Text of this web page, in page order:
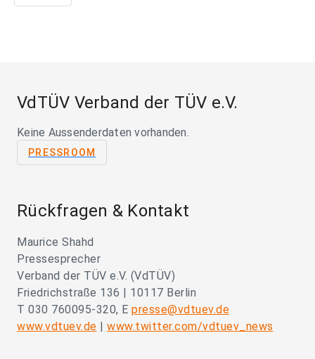
VdTÜV Verband der TÜV e.V.
Keine Aussenderdaten vorhanden.
PRESSROOM
Rückfragen & Kontakt
Maurice Shahd
Pressesprecher
Verband der TÜV e.V. (VdTÜV)
Friedrichstraße 136 | 10117 Berlin
T 030 760095-320, E presse@vdtuev.de
www.vdtuev.de | www.twitter.com/vdtuev_news